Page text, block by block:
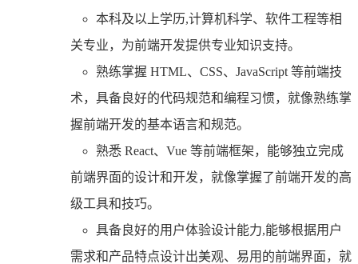
本科及以上学历,计算机科学、软件工程等相
关专业，为前端开发提供专业知识支持。
熟练掌握 HTML、CSS、JavaScript 等前端技
术，具备良好的代码规范和编程习惯，就像熟练掌
握前端开发的基本语言和规范。
熟悉 React、Vue 等前端框架，能够独立完成
前端界面的设计和开发，就像掌握了前端开发的高
级工具和技巧。
具备良好的用户体验设计能力,能够根据用户
需求和产品特点设计出美观、易用的前端界面，就